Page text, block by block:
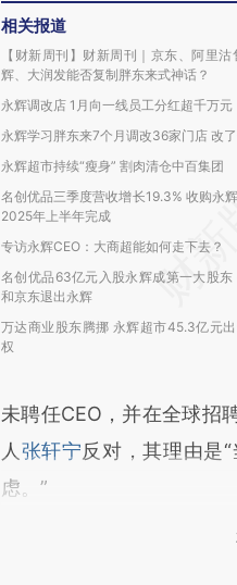
相关报道
【财新周刊】财新周刊｜京东、阿里沽
辉、大润发能否复制胖东来式神话？
永辉调改店 1月向一线员工分红超千万元
永辉学习胖东来7个月调改36家门店 改
永辉超市持续“瘦身” 割肉清仓中百集团
名创优品三季度营收增长19.3% 收购永
2025年上半年完成
专访永辉CEO：大商超能如何走下去？
名创优品63亿元入股永辉成第一大股东
和京东退出永辉
万达商业股东腾挪 永辉超市45.3亿元
权
未聘任CEO，并在全球招
人 张轩宁反对，其理由是
虑。”